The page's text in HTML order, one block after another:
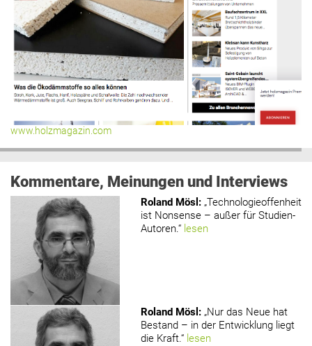
www.holzmagazin.com
Kommentare, Meinungen und Interviews
Roland Mösl : „Technologieoffenheit
ist Nonsense – außer für Studien-
Autoren.“ lesen
Roland Mösl : „Nur das Neue hat
Bestand – in der Entwicklung liegt
die Kraft.“ lesen